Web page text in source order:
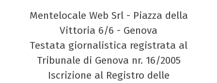
Mentelocale Web Srl - Piazza della
Vittoria 6/6 - Genova
Testata giornalistica registrata al
Tribunale di Genova nr. 16/2005
Iscrizione al Registro delle